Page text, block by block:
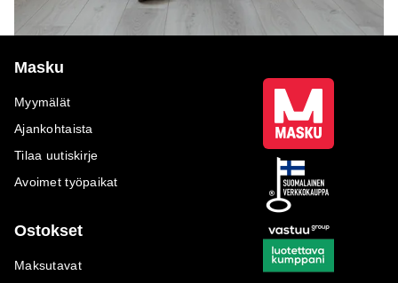
Masku
Myymälät
Ajankohtaista
Tilaa uutiskirje
Avoimet työpaikat
Ostokset
Maksutavat